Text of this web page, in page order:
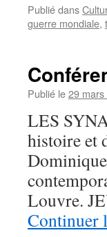
Publié dans
guerre mondiale,
Publié le29 mars
LES
histoire et
Louvre.
Continuer